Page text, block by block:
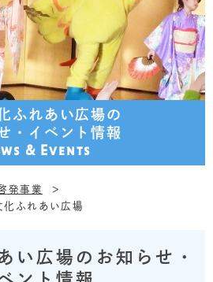
ふれあい広場の
・イベント情報
& Events
発事業
ふれあい広場
い広場のお知らせ・